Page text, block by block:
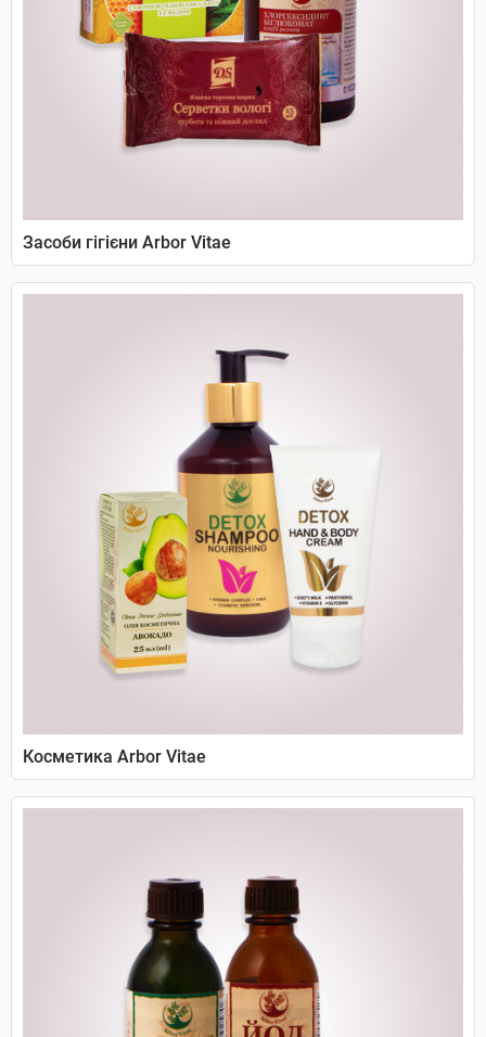
Засоби гігієни Arbor Vitae
Косметика Arbor Vitae